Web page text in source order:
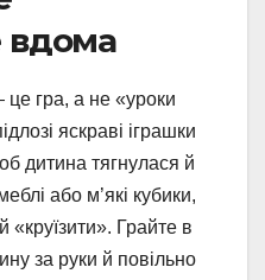
вдома
гра, а не «уроки
яскраві іграшки
дитина тягнулася й
або м’які кубики,
«круїзити». Грайте в
за руки й повільно